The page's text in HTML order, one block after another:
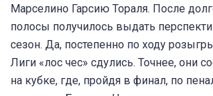
Марселино Гарсию Тораля. После
полосы получилось выдать
сезон. Да, постепенно по ходу
Лиги «лос чес» сдулись. Точнее, они
на кубке, где, пройдя в финал, по